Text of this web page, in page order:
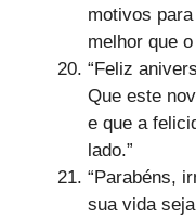
motivos
melhor que
“Feliz
Que este
e que a
lado.”
“Parabéns,
sua vida